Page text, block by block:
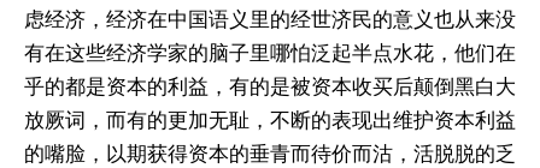
虑经济，经济在中国语义里的经世济民的意义也从来没
有在这些经济学家的脑子里哪怕泛起半点水花，他们在
乎的都是资本的利益，有的是被资本收买后颠倒黑白大
放厥词，而有的更加无耻，不断的表现出维护资本利益
的嘴脸，以期获得资本的垂青而待价而沽，活脱脱的乏